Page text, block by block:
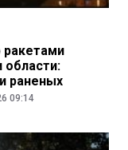
ракетами
области:
раненых
09:14